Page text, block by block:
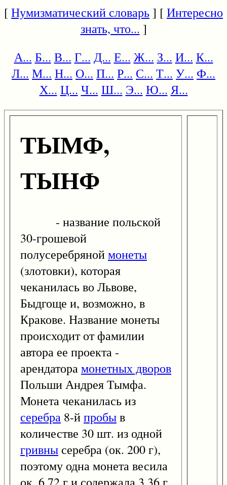
[Нумизматический словарь] [Интересно
знать, что... ]
А... Б... В... Г... Д... Е... Ж... З... И... К...
Л... М... Н... О... П... Р... С... Т... У... Ф...
Х... Ц... Ч... Ш... Э... Ю... Я...
ТЫМФ,
ТЫНФ
- название польской
30-грошевой
полусеребряноймонеты
(злотовки), которая
чеканилась во Львове,
Быдгоще и, возможно, в
Кракове. Название монеты
происходит от фамилии
автора ее проекта -
арендаторамонетных дворов
Польши Андрея Тымфа.
Монета чеканилась из
серебра 8-йпробыв
количестве 30 шт. из одной
гривны серебра (ок. 200 г),
поэтому одна монета весила